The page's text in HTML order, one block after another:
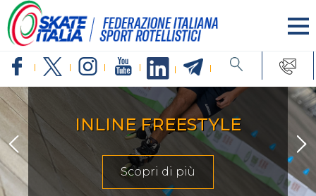
ARTISTICO
Scopri di più